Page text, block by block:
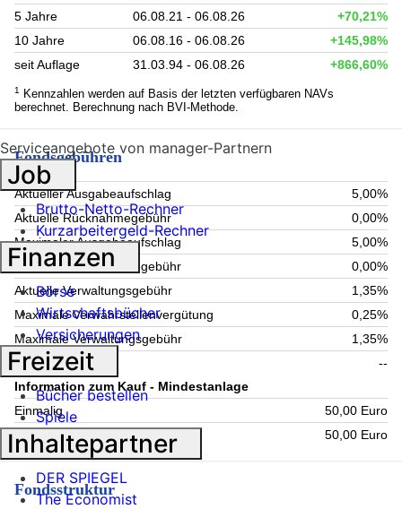
5 Jahre
06.08.21 - 06.08.26
+70,21%
10 Jahre
06.08.16 - 06.08.26
+145,98%
seit Auflage
31.03.94 - 06.08.26 +866,60%
1
Kennzahlen werden auf Basis der letzten verfügbaren NAVs
berechnet. Berechnung nach BVI-Methode.
Fondsgebühren
Aktueller Ausgabeaufschlag
5,00%
Aktuelle Rücknahmegebühr
0,00%
Maximaler Ausgabeaufschlag
5,00%
Maximale Rücknahmegebühr
0,00%
Aktuelle Verwaltungsgebühr
1,35%
Maximale Verwahrstellenvergütung
0,25%
Maximale Verwaltungsgebühr
1,35%
Laufende Kosten
--
Information zum Kauf - Mindestanlage
Einmalig
50,00 Euro
Folgende
50,00 Euro
Fondsstruktur
Serviceangebote von manager-Partnern
Job
Brutto-Netto-Rechner
Kurzarbeitergeld-Rechner
Finanzen
Börse
Wirtschaftsbücher
Versicherungen
Freizeit
Bücher bestellen
Spiele
Inhaltepartner
DER SPIEGEL
The Economist